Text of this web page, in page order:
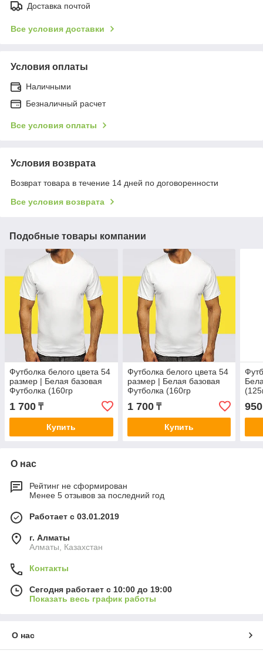
Доставка почтой
Все условия доставки
Условия оплаты
Наличными
Безналичный расчет
Все условия оплаты
Условия возврата
Возврат товара в течение 14 дней по договоренности
Все условия возврата
Подобные товары компании
Футболка белого цвета 54
размер | Белая базовая
Футболка (160гр
плотности) | Футболка хб
под принт
1 700 ₸
Купить
Футболка белого цвета 54
размер | Белая базовая
Футболка (160гр
плотности) | Футболка хб
под принт
1 700₸
Купить
950
О нас
Рейтинг не сформирован
Менее 5 отзывов за последний год
Работает с 03.01.2019
г. Алматы
Алматы, Казахстан
Контакты
Сегодня работает с 10:00 до 19:00
Показать весь график работы
О нас